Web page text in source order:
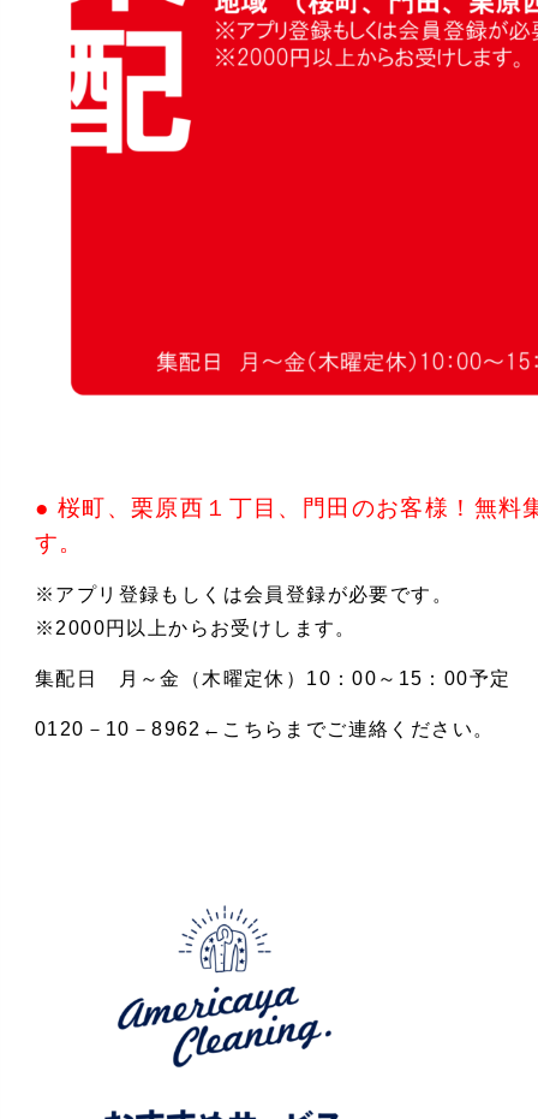
● 桜町、栗原西１丁目、門田のお客様！無料
す。
※アプリ登録もしくは会員登録が必要です。
※2000円以上からお受けします。
集配日 月～金（木曜定休）10：00～15：00予定
0120－10－8962←こちらまでご連絡ください。